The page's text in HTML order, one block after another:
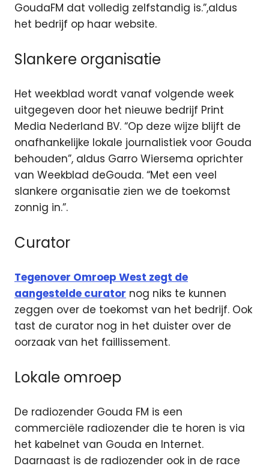
GoudaFM dat volledig zelfstandig is.”,aldus
het bedrijf op haar website.
Slankere organisatie
Het weekblad wordt vanaf volgende week
uitgegeven door het nieuwe bedrijf Print
Media Nederland BV. “Op deze wijze blijft de
onafhankelijke lokale journalistiek voor Gouda
behouden”, aldus Garro Wiersema oprichter
van Weekblad deGouda. “Met een veel
slankere organisatie zien we de toekomst
zonnig in.”.
Curator
Tegenover Omroep West zegt de
aangestelde curator nog niks te kunnen
zeggen over de toekomst van het bedrijf. Ook
tast de curator nog in het duister over de
oorzaak van het faillissement.
Lokale omroep
De radiozender Gouda FM is een
commerciële radiozender die te horen is via
het kabelnet van Gouda en Internet.
Daarnaast is de radiozender ook in de race